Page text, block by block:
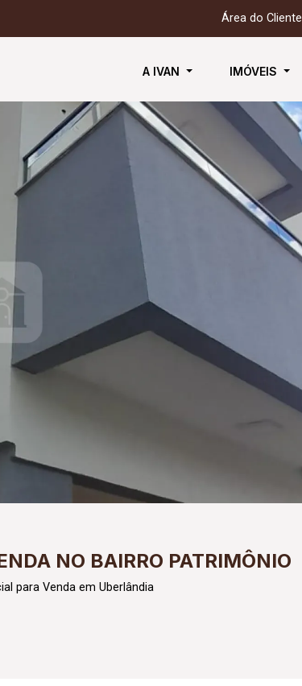
Área do Cliente
A IVAN IMÓVEIS
NO BAIRRO PATRIMÔNIO
para Venda em Uberlândia